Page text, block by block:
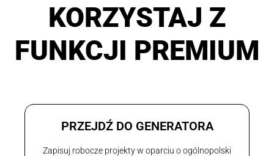
KORZYSTAJ Z
FUNKCJI PREMIUM
PRZEJDŹ DO GENERATORA
Zapisuj robocze projekty w oparciu o ogólnopolski